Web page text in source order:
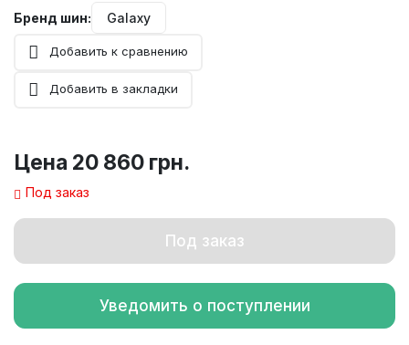
Бренд шин: Galaxy
Добавить к сравнению
Добавить в закладки
Цена 20 860 грн.
Под заказ
Под заказ
Уведомить о поступлении